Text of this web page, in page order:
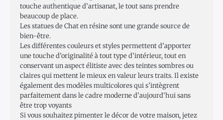
touche authentique d’artisanat, le tout sans prendre
beaucoup de place.
Les statues de Chat en résine sont une grande source de
bien-être.
Les différentes couleurs et styles permettent d’apporter
une touche d’originalité à tout type d’intérieur, tout en
conservant un aspect élitiste avec des teintes sombres ou
claires qui mettent le mieux en valeur leurs traits. Il existe
également des modèles multicolores qui s’intègrent
parfaitement dans le cadre moderne d’aujourd’hui sans
être trop voyants
Si vous souhaitez pimenter le décor de votre maison, jetez